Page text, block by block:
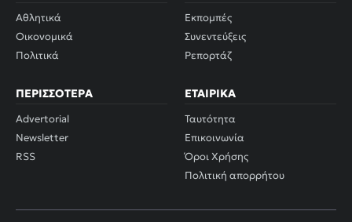
Αθλητικά
Οικονομικά
Πολιτικά
Εκπομπές
Συνεντεύξεις
Ρεπορτάζ
ΠΕΡΙΣΣΌΤΕΡΑ
Advertorial
Newsletter
RSS
ΕΤΑΙΡΙΚΆ
Ταυτότητα
Επικοινωνία
Όροι Χρήσης
Πολιτική απορρήτου